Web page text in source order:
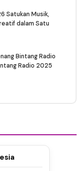
Satukan Musik,
dalam Satu
Bintang Radio
Radio 2025